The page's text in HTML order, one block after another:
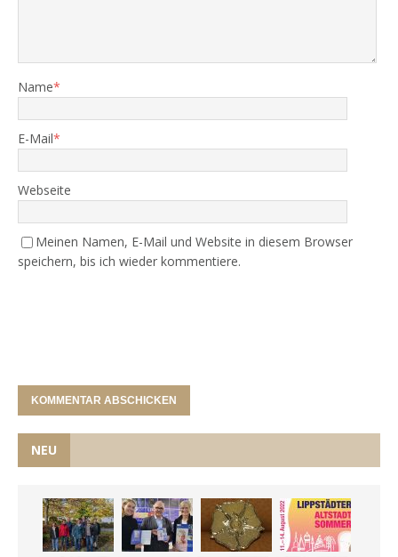
Name*
E-Mail*
Webseite
Meinen Namen, E-Mail und Website in diesem Browser
speichern, bis ich wieder kommentiere.
NEU